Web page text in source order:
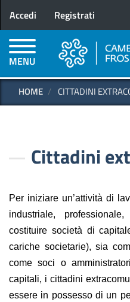
Menu profilo utente
Accedi Registrati
MENU
HOME CITTADINI
Cittadini
Per iniziare un’attività di
industriale,
costituire società di
cariche societarie), sia
come soci o
capitali, i cittadini
essere in possesso di un